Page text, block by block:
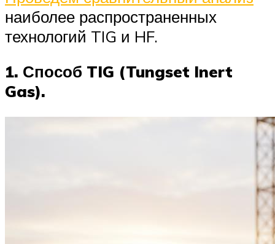
наиболее распространенных
технологий TIG и HF.
1. Способ TIG (Tungset Inert
Gas).